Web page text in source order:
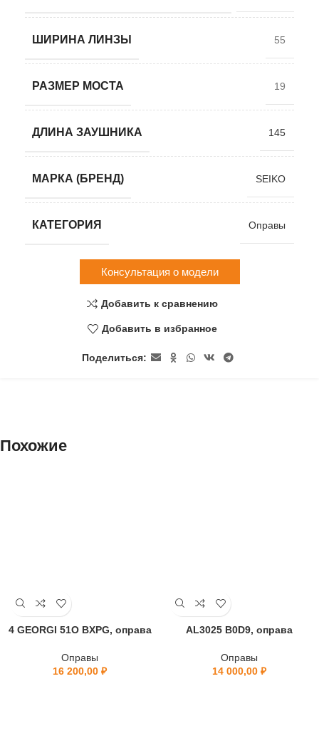
ШИРИНА ЛИНЗЫ 55
РАЗМЕР МОСТА 19
ДЛИНА ЗАУШНИКА 145
МАРКА (БРЕНД) SEIKO
КАТЕГОРИЯ Оправы
Консультация о модели
Добавить к сравнению
Добавить в избранное
Поделиться:
Похожие
4 GEORGI 51O BXPG, оправа
Оправы
16 200,00 ₽
AL3025 B0D9, оправа
Оправы
14 000,00 ₽